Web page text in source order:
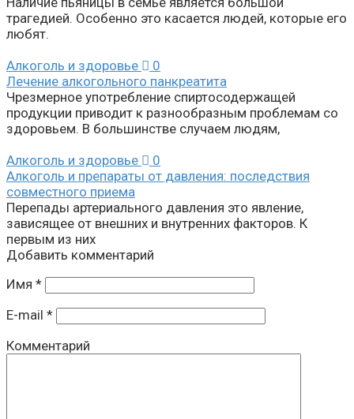
трагедией. Особенно это касается людей, которые его
любят.
Алкоголь и здоровье
0
Лечение алкогольного панкреатита
Чрезмерное употребление спиртосодержащей
продукции приводит к разнообразным проблемам со
здоровьем. В большинстве случаем людям,
Алкоголь и здоровье
0
Алкоголь и препараты от давления: последствия
совместного приема
Перепады артериального давления это явление,
зависящее от внешних и внутренних факторов. К
первым из них
Добавить комментарий
Имя *
E-mail *
Комментарий